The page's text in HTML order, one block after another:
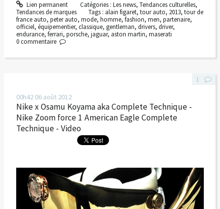
Lien permanent Catégories : Les news, Tendances culturelles,
Tendances de marques
Tags : alain figaret,tour auto, 2013,tour de
france auto, peter auto, mode, homme, fashion, men, partenaire,
officiel, équipementier, classique, gentleman, drivers, driver,
endurance, ferrari, porsche, jaguar, aston martin, maserati
0 commentaire
00h42 06 août 2012
Nike x Osamu Koyama aka Complete Technique -
Nike Zoom force 1 American Eagle Complete
Technique - Video
1